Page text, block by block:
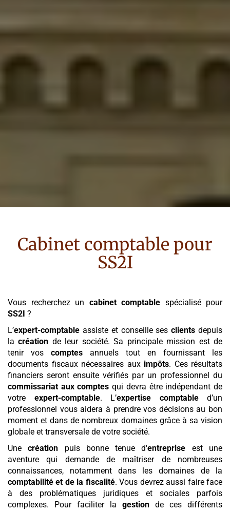
Cabinet comptable pour
SS2I
Vous recherchez un cabinet comptable spécialisé pour
SS2I ?
L’expert-comptable assiste et conseille sesclients depuis
lacréation de leur société. Sa principale mission est de
tenir vos comptes annuels tout en fournissant les
documents fiscaux nécessaires aux impôts. Ces résultats
financiers seront ensuite vérifiés par un professionnel du
commissariat aux comptes qui devra être indépendant de
votre expert-comptable. L’expertise comptabled’un
professionnel vous aidera à prendre vos décisions au bon
moment et dans de nombreux domaines grâce à sa vision
globale et transversale de votre société.
Unecréation puis bonne tenue d'entreprise est une
aventure qui demande de maîtriser de nombreuses
connaissances, notamment dans les domaines de la
comptabilité et de la fiscalité. Vous devrez aussi faire face
à des problématiques juridiques et sociales parfois
complexes. Pour faciliter la gestion de ces différents